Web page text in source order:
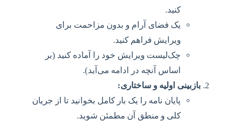
کنید.
یک فضای آرام و بدون مزاحمت برای
ویرایش فراهم کنید.
چک‌لیست ویرایش خود را آماده کنید (بر
اساس آنچه در ادامه می‌آید).
بازبینی اولیه و ساختاری:
پایان نامه را یک بار کامل بخوانید تا از جریان
کلی و منطق آن مطمئن شوید.